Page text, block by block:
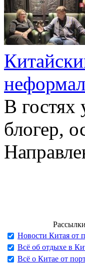
В
блогер,
Рассылки
Новости Китая от
Всё об отдыхе в
Всё о Китае от